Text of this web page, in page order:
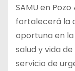
SAMU en
fortalecerá la
oportuna en
salud y vida
servicio de